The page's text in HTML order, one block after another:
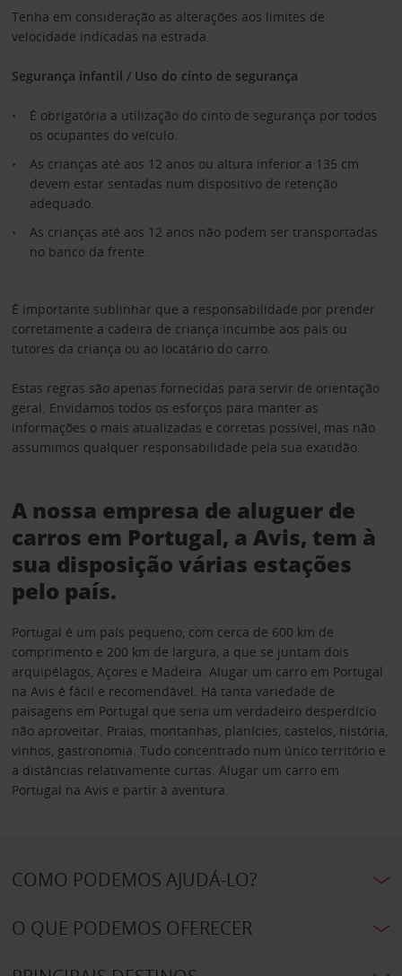
Tenha em consideração as alterações aos limites de
velocidade indicadas na estrada.
Segurança infantil / Uso do cinto de segurança
É obrigatória a utilização do cinto de segurança por todos
os ocupantes do veículo.
As crianças até aos 12 anos ou altura inferior a 135 cm
devem estar sentadas num dispositivo de retenção
adequado.
As crianças até aos 12 anos não podem ser transportadas
no banco da frente.
É importante sublinhar que a responsabilidade por prender
corretamente a cadeira de criança incumbe aos pais ou
tutores da criança ou ao locatário do carro.
Estas regras são apenas fornecidas para servir de orientação
geral. Envidamos todos os esforços para manter as
informações o mais atualizadas e corretas possível, mas não
assumimos qualquer responsabilidade pela sua exatidão.
A nossa empresa de aluguer de
carros em Portugal, a Avis, tem à
sua disposição várias estações
pelo país.
Portugal é um país pequeno, com cerca de 600 km de
comprimento e 200 km de largura, a que se juntam dois
arquipélagos, Açores e Madeira. Alugar um carro em Portugal
na Avis é fácil e recomendável. Há tanta variedade de
paisagens em Portugal que seria um verdadeiro desperdício
não aproveitar. Praias, montanhas, planícies, castelos, história,
vinhos, gastronomia. Tudo concentrado num único território e
a distâncias relativamente curtas. Alugar um carro em
Portugal na Avis e partir à aventura.
COMO PODEMOS AJUDÁ-LO?
O QUE PODEMOS OFERECER